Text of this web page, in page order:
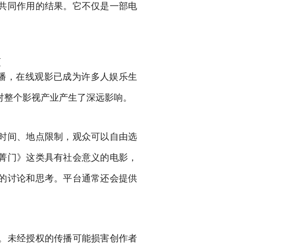
同作用的结果。它不仅是一部电
，在线观影已成为许多人娱乐生
个影视产业产生了深远影响。
间、地点限制，观众可以自由选
门》这类具有社会意义的电影，
讨论和思考。平台通常还会提供
未经授权的传播可能损害创作者